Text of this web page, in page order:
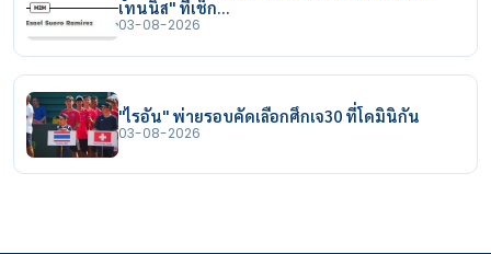
เทนนิส" ที่เช็ก…
03-08-2026
"ไรอัน" พ่ายรอบคัดเลือกศึกเจ30 ที่โดมินิกัน
03-08-2026